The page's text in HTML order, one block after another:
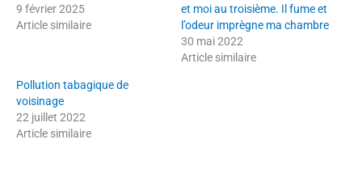
9 février 2025
Article similaire
et moi au troisième. Il fume et
l’odeur imprègne ma chambre
30 mai 2022
Article similaire
Pollution tabagique de
voisinage
22 juillet 2022
Article similaire